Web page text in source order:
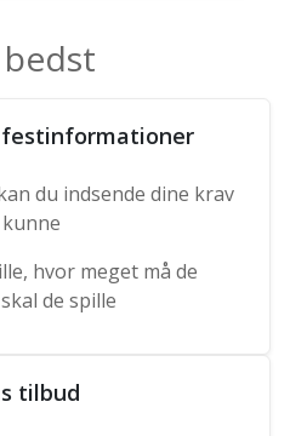
festinformationer
du indsende dine krav
hvor meget må de
de spille
tilbud